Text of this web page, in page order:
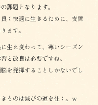
課題となります。
く快適に生きるために、支障
ます。
生え変わって、寒いシーズン
と改良は必要ですね。
を発揮することしかないでし
ものは滅びの道を往く。ｗ